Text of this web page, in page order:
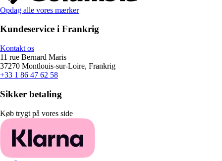
Opdag alle vores mærker
Kundeservice i Frankrig
Kontakt os
11 rue Bernard Maris
37270 Montlouis-sur-Loire, Frankrig
+33 1 86 47 62 58
Sikker betaling
Køb trygt på vores side